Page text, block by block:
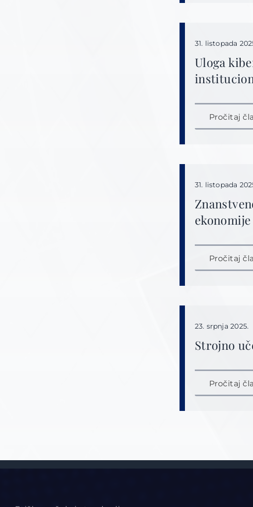
31. listopada
Uloga
Pročitaj
31. listopada
Pročitaj
23. srpnja 2025.
Strojno
Pročitaj